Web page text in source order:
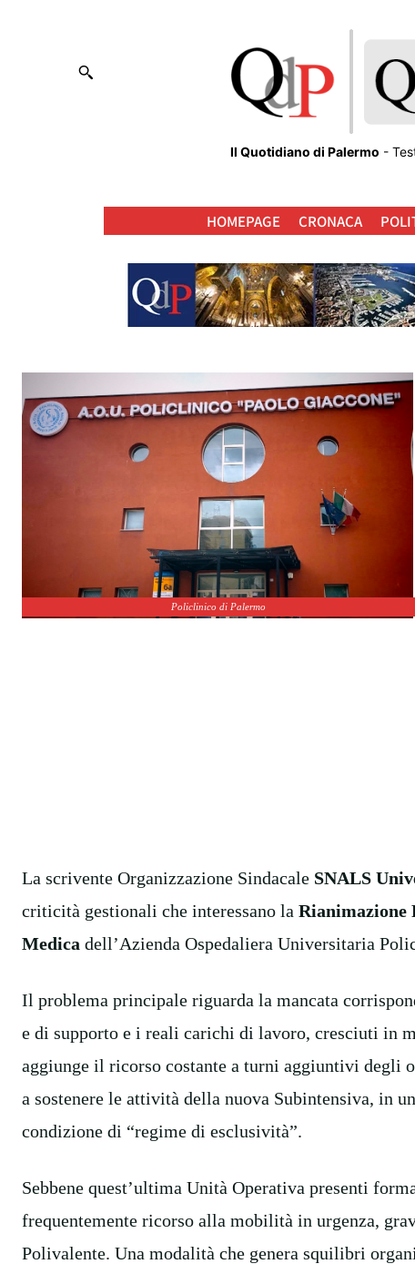
Il Quotidiano di Palermo -
HOMEPAGE CRONACA
Policlinico di Palermo
La scrivente Organizzazione Sindacale SNALS
criticità gestionali che interessano la Rianimazione
Medica dell’Azienda Ospedaliera Universitaria
Il problema principale riguarda la mancata
e di supporto e i reali carichi di lavoro, cresciuti in
aggiunge il ricorso costante a turni aggiuntivi degli
a sostenere le attività della nuova Subintensiva, in
condizione di “regime di esclusività”.
Sebbene quest’ultima Unità Operativa presenti
frequentemente ricorso alla mobilità in urgenza,
Polivalente. Una modalità che genera squilibri